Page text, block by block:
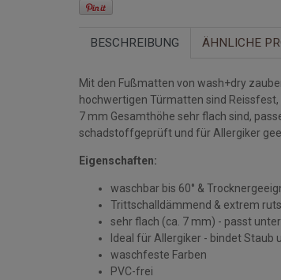
BESCHREIBUNG ÄHNLICHE
Mit den Fußmatten von wash+dry
hochwertigen Türmatten sind
7 mm Gesamthöhe sehr flach sind,
schadstoffgeprüft und für Allergiker
Eigenschaften:
waschbar bis 60° &
Trittschalldämmend & extrem
sehr flach (ca. 7 mm) - passt
Ideal für Allergiker - bindet Staub
waschfeste Farben
PVC-frei